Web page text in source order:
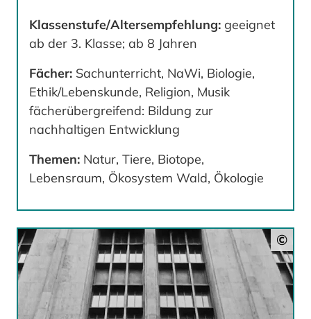
Klassenstufe/Altersempfehlung: geeignet
ab der 3. Klasse; ab 8 Jahren
Fächer: Sachunterricht, NaWi, Biologie,
Ethik/Lebenskunde, Religion, Musik
fächerübergreifend: Bildung zur
nachhaltigen Entwicklung
Themen: Natur, Tiere, Biotope,
Lebensraum, Ökosystem Wald, Ökologie
©